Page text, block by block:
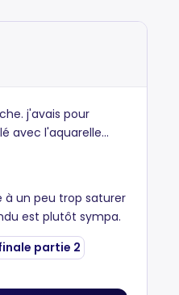
j'avais pour
avec l'aquarelle...
un peu trop saturer
est plutôt sympa.